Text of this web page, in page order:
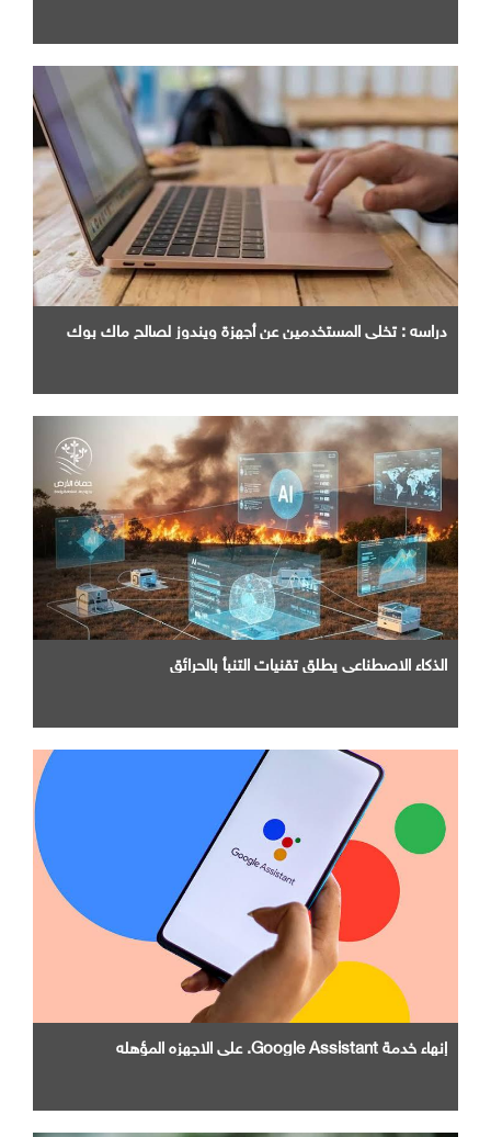
دراسه : تخلي المستخدمين عن أجهزة ويندوز لصالح ماك بوك
الذكاء الاصطناعي يطلق تقنيات التنبأ بالحرائق
إنهاء خدمة Google Assistant. علي الاجهزه المؤهله